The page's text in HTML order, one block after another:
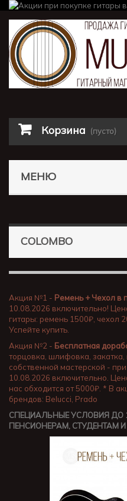
Корзина (пусто)
МЕНЮ
COLOMBO
Акция №1 - Ремень + Чехол в
10.08.2026 включительно!
гитары: ремень 1500₽, чехол
Успейте купить.
Акция №2 - Бесплатная
торцовка, шлифовка,
собственной мастерской -
10.08.2026 включительно.
нас обходится от 5000₽. * В
брендов: Belucci, Prado
СПЕЦИАЛЬНЫЕ УСЛОВИЯ ДО
ПЕНСИОНЕРАМ, СТУДЕНТАМ